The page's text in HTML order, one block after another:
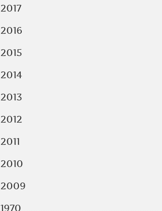
2017
2016
2015
2014
2013
2012
2011
2010
2009
1970